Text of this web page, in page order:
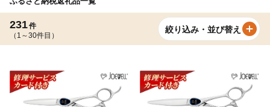
231件
（1～30件目）
絞り込み・並び替え